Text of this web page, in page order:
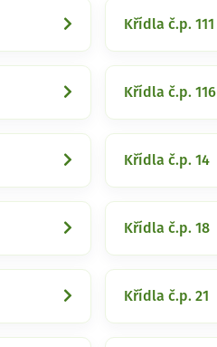
Křídla č.p. 111
Křídla č.p. 116
Křídla č.p. 14
Křídla č.p. 18
Křídla č.p. 21